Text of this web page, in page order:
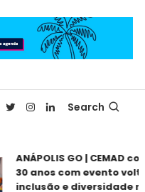
Search
ANÁPOLIS GO | CEMAD
30 anos com evento
inclusão e diversidade